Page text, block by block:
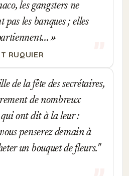
les gangsters ne
pas les banques ; elles
RUQUIER
de la fête des secrétaires,
de nombreux
ont dit à la leur :
penserez demain à
un bouquet de fleurs."